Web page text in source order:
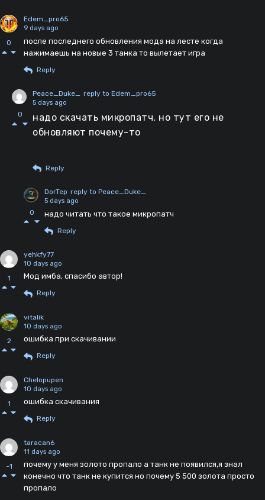
0
Edem_pro65
9 days ago
после последнего обновления мода на лесте когда
нажимаешь на новые 3 танка то вылетает игра
Reply
0
Peace_Duke_ reply to Edem_pro65
5 days ago
надо скачать микропатч, но тут его не
обновляют почему-то
Reply
0
DorTep reply to Peace_Duke_
5 days ago
надо читать что такое микропатч
Reply
1
yehkfy77
10 days ago
Мод имба, спасибо автор!
Reply
2
vitalik
10 days ago
ошибка при скачивании
Reply
1
Chelopupen
10 days ago
ошибка скачивания
Reply
-1
taracan6
11 days ago
почему у меня золото пропало а танк не появился,я знал
конечно что танк не купится но почему 5 500 золота просто
пропало